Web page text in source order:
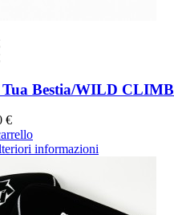
Bestia/WILD
€
informazioni